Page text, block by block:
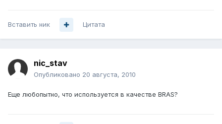
Вставить ник Цитата
nic_stav
Опубликовано 20 августа, 2010
Еще любопытно, что используется в качестве BRAS?